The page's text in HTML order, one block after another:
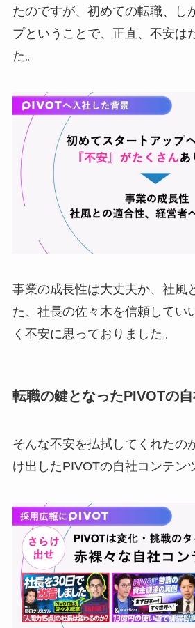
たのですが、初めての転職、し
プということで、正直、不安は
た。
事業の成長性は大丈夫か、社風
た、社長の佐々木を信頼してい
く不安に思っておりました。
転職の鍵となったPIVOTの
そんな不安を払拭してくれたの
け出したPIVOTの自社コンテン